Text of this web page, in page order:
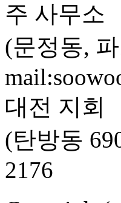
주 사무소
(문정동,
대전 지회
(탄방동
2176